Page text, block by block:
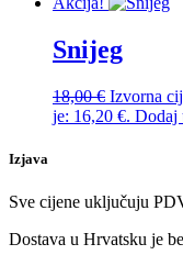
Snijeg
18,00€ Izvorna
je: 16,20 €. Dodaj
Izjava
Sve cijene uključuju
Dostava u Hrvatsku je